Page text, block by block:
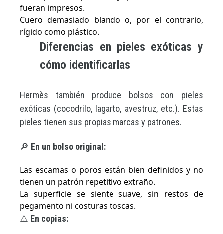
fueran impresos.
Cuero demasiado blando o, por el contrario,
rígido como plástico.
Diferencias en pieles exóticas y
cómo identificarlas
Hermès también produce bolsos con pieles
exóticas (cocodrilo, lagarto, avestruz, etc.). Estas
pieles tienen sus propias marcas y patrones.
🔎 En un bolso original:
Las escamas o poros están bien definidos y no
tienen un patrón repetitivo extraño.
La superficie se siente suave, sin restos de
pegamento ni costuras toscas.
⚠️ En copias: